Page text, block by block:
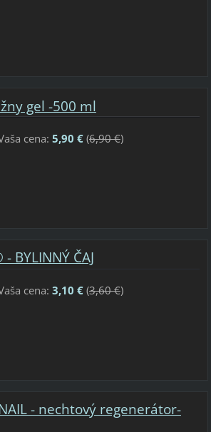
gel -500 ml
cena: 5,90 €(6,90 €)
BYLINNÝ ČAJ
cena: 3,10 €(3,60 €)
- nechtový regenerátor-